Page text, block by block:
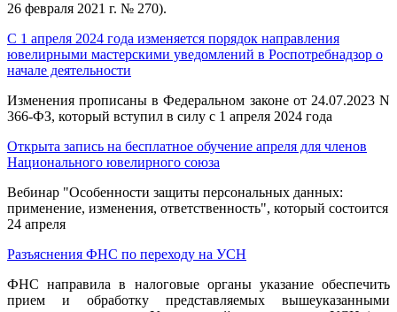
26 февраля 2021 г. № 270).
С 1 апреля 2024 года изменяется порядок направления
ювелирными мастерскими уведомлений в Роспотребнадзор о
начале деятельности
Изменения прописаны в Федеральном законе от 24.07.2023 N
366-ФЗ, который вступил в силу с 1 апреля 2024 года
Открыта запись на бесплатное обучение апреля для членов
Национального ювелирного союза
Вебинар "Особенности защиты персональных данных:
применение, изменения, ответственность", который состоится
24 апреля
Разъяснения ФНС по переходу на УСН
ФНС направила в налоговые органы указание обеспечить
прием и обработку представляемых вышеуказанными